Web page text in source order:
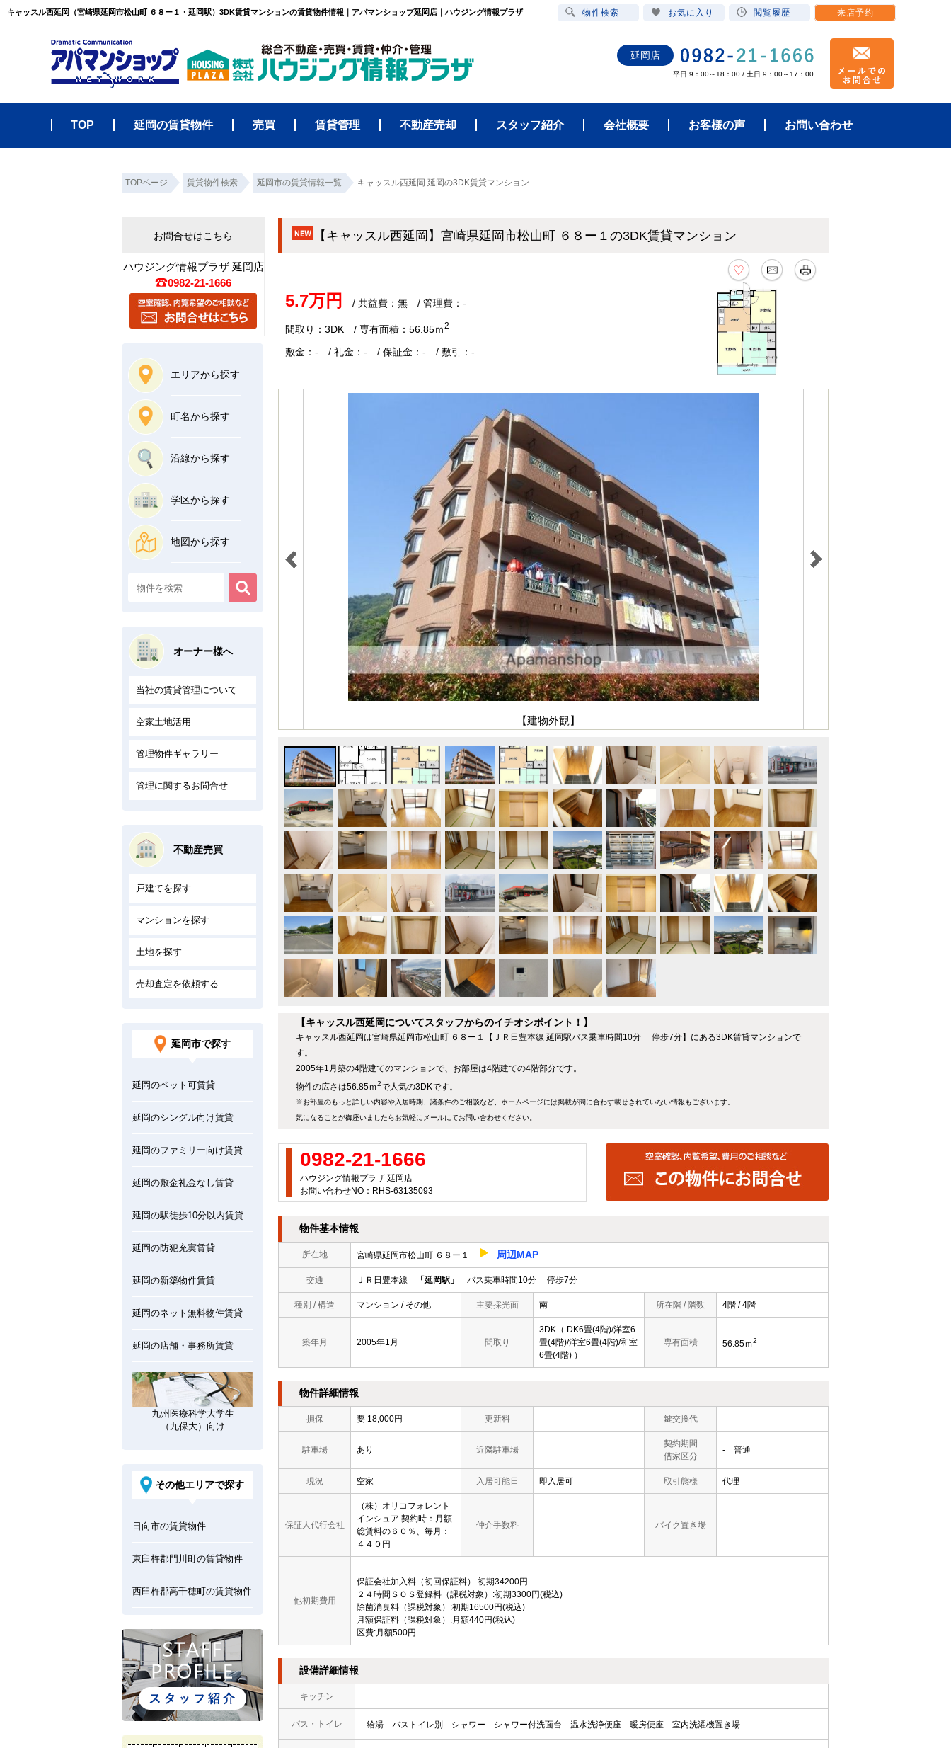
キャッスル西延岡（宮崎県延岡市松山町 ６８ー１・延岡駅）3DK賃貸マンションの賃貸物件情報｜アパマンショップ延岡店｜ハウジング情報プラザ
延岡店
平日 9：00～18：00 / 土日 9：00～17：00
TOP 延岡の賃貸物件 売買 賃貸管理 不動産売却 スタッフ紹介 会社概要 お客様の声 お問い合わせ
TOPページ 賃貸物件検索 延岡市の賃貸情報一覧 キャッスル西延岡 延岡の3DK賃貸マンション
【キャッスル西延岡】宮崎県延岡市松山町 ６８ー１の3DK賃貸マンション
5.7万円 / 共益費：無 / 管理費：-
間取り：3DK / 専有面積：56.85ｍ2
敷金：- / 礼金：- / 保証金：- / 敷引：-
【建物外観】
【キャッスル西延岡についてスタッフからのイチオシポイント！】
キャッスル西延岡は宮崎県延岡市松山町 ６８ー１【ＪＲ日豊本線 延岡駅バス乗車時間10分 停歩7分】にある3DK賃貸マンションで
す。
2005年1月築の4階建てのマンションで、お部屋は4階建ての4階部分です。
物件の広さは56.85ｍ2で人気の3DKです。
※お部屋のもっと詳しい内容や入居時期、諸条件のご相談など、ホームページには掲載が間に合わず載せきれていない情報もございます。
気になることが御座いましたらお気軽にメールにてお問い合わせください。
0982-21-1666
ハウジング情報プラザ 延岡店
お問い合わせNO：RHS-63135093
物件基本情報
所在地 宮崎県延岡市松山町 ６８ー１ 周辺MAP
交通 ＪＲ日豊本線 「延岡駅」 バス乗車時間10分 停歩7分
種別 / 構造 マンション / その他 主要採光面 南 所在階 / 階数 4階 / 4階
築年月 2005年1月 間取り
3DK（ DK6畳(4階)/洋室6
畳(4階)/洋室6畳(4階)/和室
6畳(4階) ）
専有面積 56.85ｍ2
物件詳細情報
損保 要 18,000円 更新料 鍵交換代 -
駐車場 あり 近隣駐車場
契約期間
借家区分
- 普通
現況 空家 入居可能日 即入居可 取引態様 代理
保証人代行会社
（株）オリコフォレント
インシュア 契約時：月額
総賃料の６０％、毎月：
４４０円
仲介手数料 バイク置き場
他初期費用
保証会社加入料（初回保証料）:初期34200円
２４時間ＳＯＳ登録料（課税対象）:初期3300円(税込)
除菌消臭料（課税対象）:初期16500円(税込)
月額保証料（課税対象）:月額440円(税込)
区費:月額500円
設備詳細情報
キッチン
バス・トイレ 給湯 バストイレ別 シャワー シャワー付洗面台 温水洗浄便座 暖房便座 室内洗濯機置き場
お問合せはこちら
ハウジング情報プラザ 延岡店
0982-21-1666
エリアから探す
町名から探す
沿線から探す
学区から探す
地図から探す
オーナー様へ
当社の賃貸管理について
空家土地活用
管理物件ギャラリー
管理に関するお問合せ
不動産売買
戸建てを探す
マンションを探す
土地を探す
売却査定を依頼する
延岡市で探す
延岡のペット可賃貸
延岡のシングル向け賃貸
延岡のファミリー向け賃貸
延岡の敷金礼金なし賃貸
延岡の駅徒歩10分以内賃貸
延岡の防犯充実賃貸
延岡の新築物件賃貸
延岡のネット無料物件賃貸
延岡の店舗・事務所賃貸
九州医療科学大学生
（九保大）向け
その他エリアで探す
日向市の賃貸物件
東臼杵郡門川町の賃貸物件
西臼杵郡高千穂町の賃貸物件
物件検索 お気に入り 閲覧履歴 来店予約